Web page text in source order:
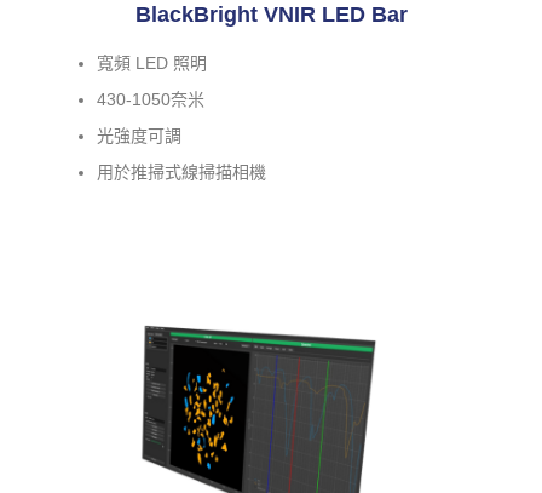
BlackBright VNIR LED Bar
寬頻 LED 照明
430-1050奈米
光強度可調
用於推掃式線掃描相機